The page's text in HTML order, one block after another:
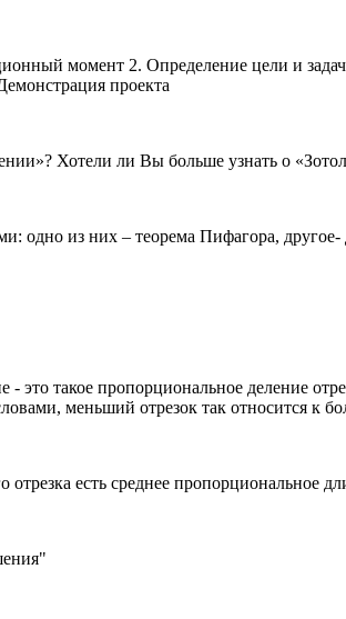
момент 2. Определение цели и
проекта
Хотели ли Вы больше узнать о
одно из них – теорема Пифагора,
- это такое пропорциональное деление
меньший отрезок так относится к
есть среднее пропорциональное